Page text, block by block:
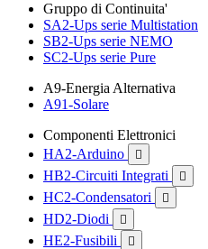
Gruppo di Continuita'
SA2-Ups serie Multistation
SB2-Ups serie NEMO
SC2-Ups serie Pure
A9-Energia Alternativa
A91-Solare
Componenti Elettronici
HA2-Arduino

HB2-Circuiti Integrati 
HC2-Condensatori 
HD2-Diodi 
HE2-Fusibili 